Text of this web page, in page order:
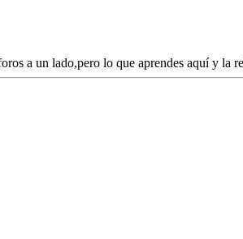
a un lado,pero lo que aprendes aquí y